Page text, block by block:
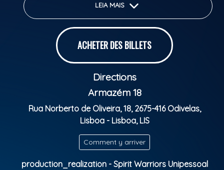
Informação: Criança abaixo de 12 anos não paga
Classification Parentale: Livre
LEIA MAIS
ACHETER DES BILLETS
Directions
Armazém 18
Rua Norberto de Oliveira, 18, 2675-416 Odivelas,
Lisboa - Lisboa, LIS
Comment y arriver
production_realization - Spirit Warriors Unipessoal